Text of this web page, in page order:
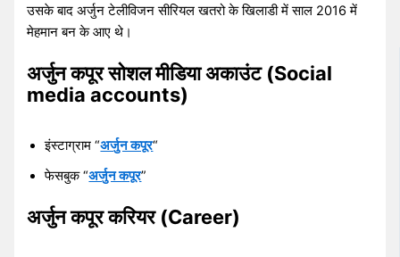
उसके बाद अर्जुन टेलीविजन सीरियल खतरो के खिलाडी में साल 2016 में
मेहमान बन के आए थे।
अर्जुन कपूर सोशल मीडिया अकाउंट(Social
media accounts)
इंस्टाग्राम “अर्जुन कपूर“
फेसबुक “अर्जुन कपूर”
अर्जुन कपूर करियर (Career)